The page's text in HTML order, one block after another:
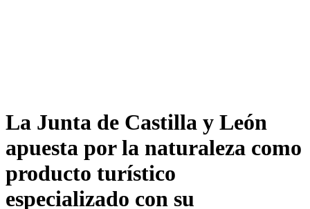
La Junta de Castilla y León
apuesta por la naturaleza como
producto turístico
especializado con su